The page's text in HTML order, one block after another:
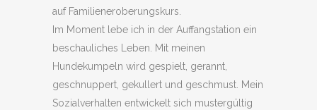
auf Familieneroberungskurs.
Im Moment lebe ich in der Auffangstation ein
beschauliches Leben. Mit meinen
Hundekumpeln wird gespielt, gerannt,
geschnuppert, gekullert und geschmust. Mein
Sozialverhalten entwickelt sich mustergültig